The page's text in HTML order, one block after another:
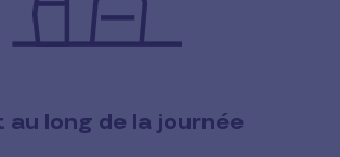
au long de la journée